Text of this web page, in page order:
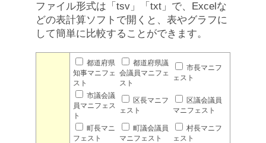
ファイル形式は「tsv」「txt」で、Excelな
どの表計算ソフトで開くと、表やグラフに
して簡単に比較することができます。
都道府県
知事マニフェ
スト
都道府県議
会議員マニフェ
スト
市長マニフ
ェスト
市議会議
員マニフェス
ト
区長マニフ
ェスト
区議会議員
マニフェスト
町長マニ
フェスト
町議会議員
マニフェスト
村長マニフ
ェスト